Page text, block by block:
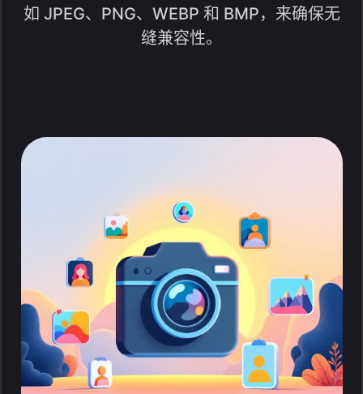
如 JPEG、PNG、WEBP 和 BMP，来确保无
缝兼容性。